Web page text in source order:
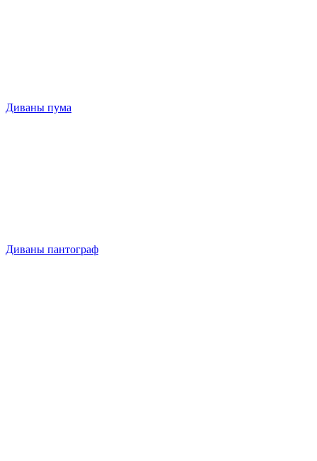
Диваны пума
Диваны пантограф